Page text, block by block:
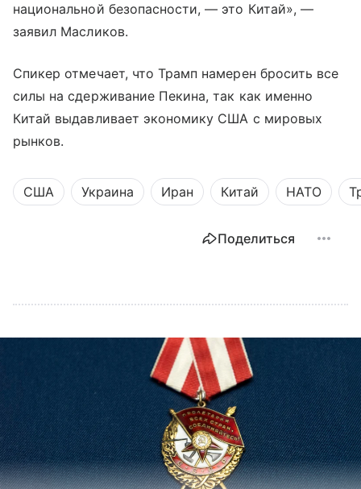
национальной безопасности, — это Китай», —
заявил Масликов.
Спикер отмечает, что Трамп намерен бросить все
силы на сдерживание Пекина, так как именно
Китай выдавливает экономику США с мировых
рынков.
США Украина Иран Китай НАТО
Поделиться